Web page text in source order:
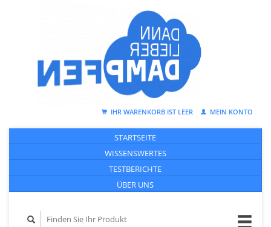
IHR WARENKORB IST LEER MEIN KONTO
STARTSEITE
WISSENSWERTES
TESTBERICHTE
ÜBER UNS